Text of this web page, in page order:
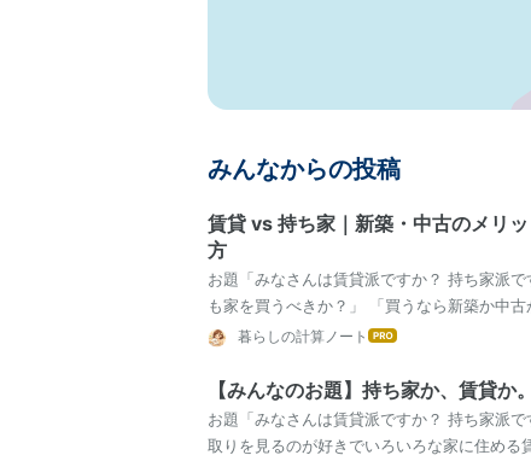
みんなからの投稿
賃貸 vs 持ち家｜新築・中古のメリ
方
お題「みなさんは賃貸派ですか？ 持ち家派
も家を買うべきか？」 「買うなら新築か中
ぶつかるテーマですが、実はどちらが得かは
暮らしの計算ノート はて
ログ
Pro
【みんなのお題】持ち家か、賃貸か
お題「みなさんは賃貸派ですか？ 持ち家派
取りを見るのが好きでいろいろな家に住める